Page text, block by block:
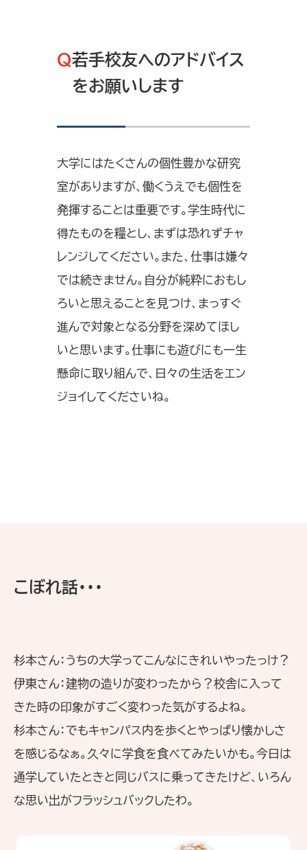
Q若手校友へのアドバイス
をお願いします
大学にはたくさんの個性豊かな研究
室がありますが、働くうえでも個性を
発揮することは重要です。学生時代に
得たものを糧とし、まずは恐れずチャ
レンジしてください。また、仕事は嫌々
では続きません。自分が純粋におもし
ろいと思えることを見つけ、まっすぐ
進んで対象となる分野を深めてほし
いと思います。仕事にも遊びにも一生
懸命に取り組んで、日々の生活をエン
ジョイしてくださいね。
こぼれ話・・・
杉本さん：うちの大学ってこんなにきれいやったっけ？
伊東さん：建物の造りが変わったから？校舎に入って
きた時の印象がすごく変わった気がするよね。
杉本さん：でもキャンパス内を歩くとやっぱり懐かしさ
を感じるなぁ。久々に学食を食べてみたいかも。今日は
通学していたときと同じバスに乗ってきたけど、いろん
な思い出がフラッシュバックしたわ。